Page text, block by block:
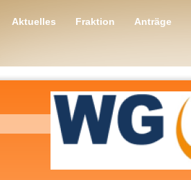
Aktuelles Fraktion Anträge